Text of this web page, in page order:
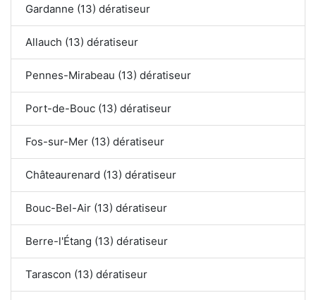
Gardanne (13) dératiseur
Allauch (13) dératiseur
Pennes-Mirabeau (13) dératiseur
Port-de-Bouc (13) dératiseur
Fos-sur-Mer (13) dératiseur
Châteaurenard (13) dératiseur
Bouc-Bel-Air (13) dératiseur
Berre-l'Étang (13) dératiseur
Tarascon (13) dératiseur